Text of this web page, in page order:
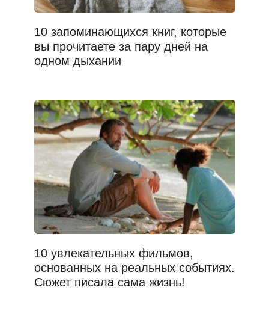
10 запоминающихся книг, которые
вы прочитаете за пару дней на
одном дыхании
10 увлекательных фильмов,
основанных на реальных событиях.
Сюжет писала сама жизнь!